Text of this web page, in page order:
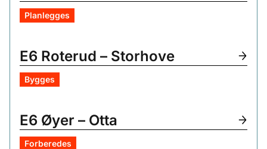
Planlegges
E6 Roterud – Storhove
Bygges
E6 Øyer – Otta
Forberedes